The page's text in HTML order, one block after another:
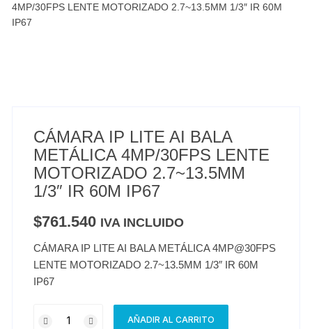
4MP/30FPS LENTE MOTORIZADO 2.7~13.5MM 1/3″ IR 60M
IP67
CÁMARA IP LITE AI BALA
METÁLICA 4MP/30FPS LENTE
MOTORIZADO 2.7~13.5MM
1/3″ IR 60M IP67
$761.540 IVA INCLUIDO
CÁMARA IP LITE AI BALA METÁLICA 4MP@30FPS
LENTE MOTORIZADO 2.7~13.5MM 1/3″ IR 60M
IP67
AÑADIR AL CARRITO